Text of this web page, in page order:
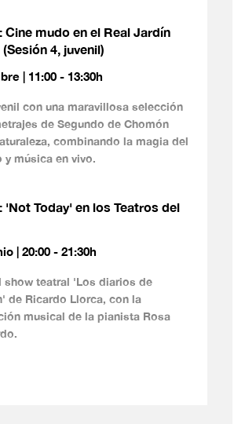
Cine mudo en el Real Jardín
4, juvenil)
| 11:00 - 13:30h
con una maravillosa selección
de Segundo de Chomón
combinando la magia del
y música en vivo.
'Not Today' en los Teatros del
| 20:00 - 21:30h
show teatral 'Los diarios de
de Ricardo Llorca, con la
musical de la pianista Rosa